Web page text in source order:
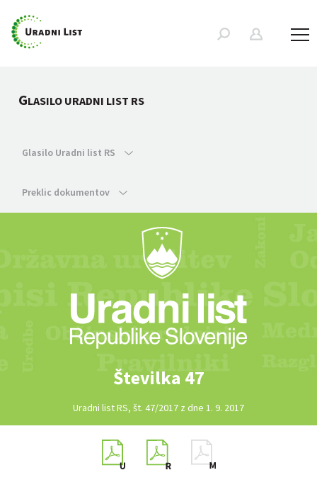
GLASILO URADNI LIST RS
Glasilo Uradni list RS
Preklic dokumentov
Številka 47
Uradni list RS, št. 47/2017 z dne 1. 9. 2017